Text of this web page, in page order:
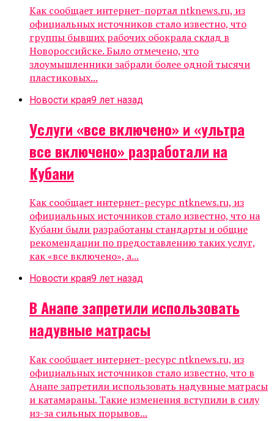
Как сообщает интернет-портал ntknews.ru, из
официальных источников стало известно, что
группы бывших рабочих обокрала склад в
Новороссийске. Было отмечено, что
злоумышленники забрали более одной тысячи
пластиковых...
Новости края9 лет назад
Услуги «все включено» и «ультра
все включено» разработали на
Кубани
Как сообщает интернет-ресурс ntknews.ru, из
официальных источников стало известно, что на
Кубани были разработаны стандарты и общие
рекомендации по предоставлению таких услуг,
как «все включено», а...
Новости края9 лет назад
В Анапе запретили использовать
надувные матрасы
Как сообщает интернет-ресурс ntknews.ru, из
официальных источников стало известно, что в
Анапе запретили использовать надувные матрасы
и катамараны. Такие изменения вступили в силу
из-за сильных порывов...